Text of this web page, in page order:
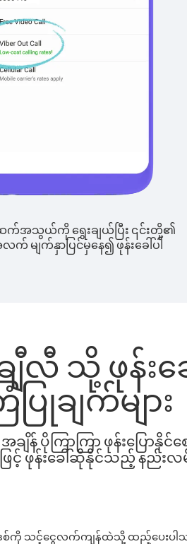
က်အသွယ်ကို ရွေးချယ်ပြီး ၎င်းတို့၏
မျက်နှာပြင်မှနေ၍ ဖုန်းခေါ်ပါ
ျီလီ သို့ ဖုန်း
ြုချက်များ
ျိန် ပိုကြာကြာ ဖုန်းပြေ
င့် ဖုန်းခေါ်ဆိုနိုင်သည့် နည်းလ
ကို သင့်ငွေလက်ကျန်ထဲသို့ ထည့်ပေးပါ